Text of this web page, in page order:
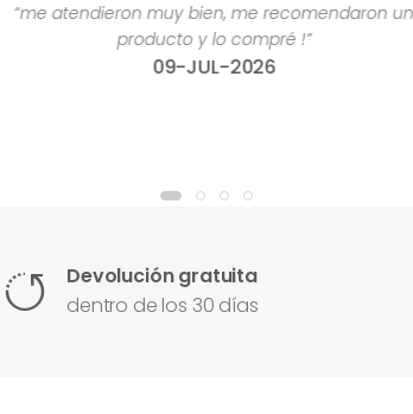
“me atendieron muy bien, me recomendaron un
producto y lo compré !”
09-JUL-2026
Devolución gratuita
dentro de los 30 días